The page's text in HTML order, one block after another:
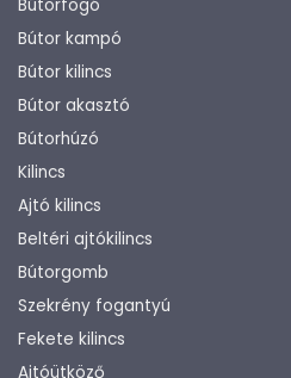
Bútorfogó
Bútor kampó
Bútor kilincs
Bútor akasztó
Bútorhúzó
Kilincs
Ajtó kilincs
Beltéri ajtókilincs
Bútorgomb
Szekrény fogantyú
Fekete kilincs
Ajtóütköző